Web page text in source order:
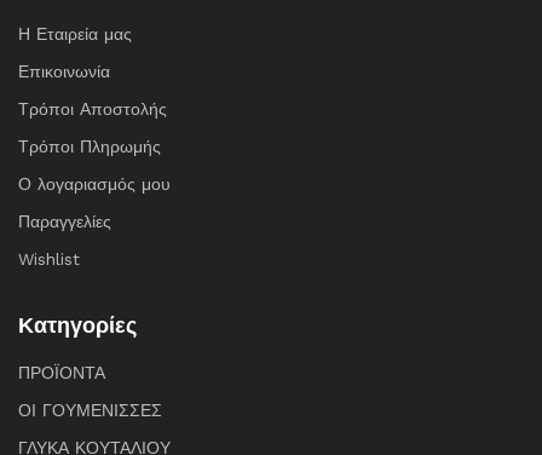
Η Εταιρεία μας
Επικοινωνία
Τρόποι Αποστολής
Τρόποι Πληρωμής
Ο λογαριασμός μου
Παραγγελίες
Wishlist
Κατηγορίες
ΠΡΟΪΟΝΤΑ
ΟΙ ΓΟΥΜΕΝΙΣΣΕΣ
ΓΛΥΚΑ ΚΟΥΤΑΛΙΟΥ